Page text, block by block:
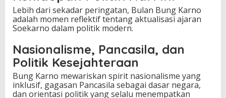
Lebih dari sekadar peringatan, Bulan Bung Karno
adalah momen reflektif tentang aktualisasi ajaran
Soekarno dalam politik modern.
Nasionalisme, Pancasila, dan
Politik Kesejahteraan
Bung Karno mewariskan spirit nasionalisme yang
inklusif, gagasan Pancasila sebagai dasar negara,
dan orientasi politik yang selalu menempatkan